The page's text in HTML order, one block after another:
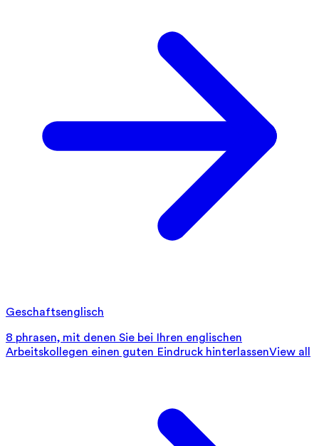
Geschaftsenglisch
8 phrasen, mit denen Sie bei Ihren englischen
Arbeitskollegen einen guten Eindruck hinterlassenView all